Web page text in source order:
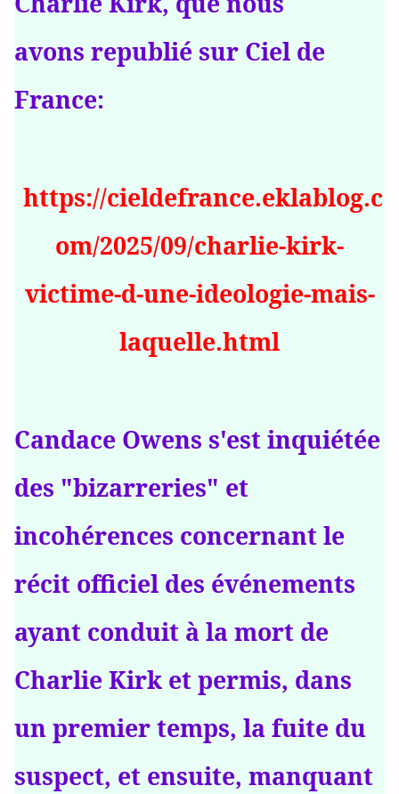
avons republié sur Ciel de
France:
https://cieldefrance.eklablog.c
om/2025/09/charlie-kirk-
victime-d-une-ideologie-mais-
laquelle.html
Candace Owens s'est inquiétée
des "bizarreries" et
incohérences concernant le
récit officiel des événements
ayant conduit à la mort de
Charlie Kirk et permis, dans
un premier temps, la fuite du
suspect, et ensuite, manquant